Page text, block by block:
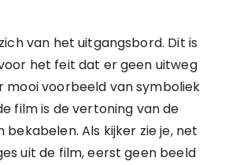
van het uitgangsbord. Dit is
het feit dat er geen uitweg
mooi voorbeeld van symboliek
film is de vertoning van de
bekabelen. Als kijker zie je, net
uit de film, eerst geen beeld